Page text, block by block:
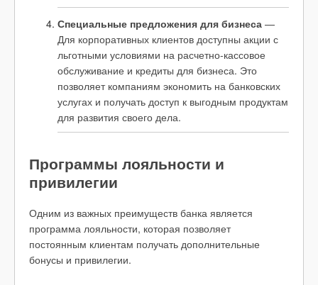
Специальные предложения для бизнеса —
Для корпоративных клиентов доступны акции с
льготными условиями на расчетно-кассовое
обслуживание и кредиты для бизнеса. Это
позволяет компаниям экономить на банковских
услугах и получать доступ к выгодным продуктам
для развития своего дела.
Программы лояльности и
привилегии
Одним из важных преимуществ банка является
программа лояльности, которая позволяет
постоянным клиентам получать дополнительные
бонусы и привилегии.